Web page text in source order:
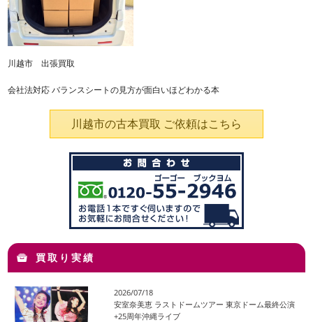
川越市 出張買取
会社法対応 バランスシートの見方が面白いほどわかる本
川越市の古本買取 ご依頼はこちら
買取り実績
2026/07/18
安室奈美恵 ラストドームツアー 東京ドーム最終公演
+25周年沖縄ライブ